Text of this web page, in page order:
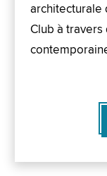
architecturale
Club à